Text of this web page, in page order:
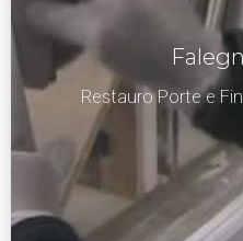
Restauro Porte e